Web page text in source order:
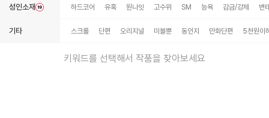
성인소재 하드코어 유혹 원나잇 고수위 SM 능욕 감금/강제 변
기타 스크롤 단편 오리지널 미블뿐 동인지 만화단편 5천원이
키워드를 선택해서 작품을 찾아보세요